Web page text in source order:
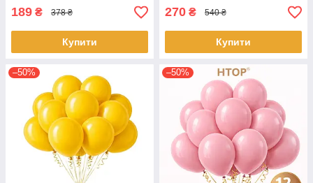
189 ₴ 378 ₴
Купити
270 ₴ 540 ₴
Купити
–50% –50%